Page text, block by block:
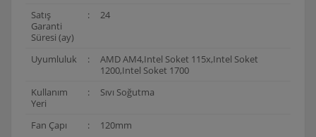
Satış
Garanti
Süresi (ay)
: 24
Uyumluluk :
AMD AM4,Intel Soket 115x,Intel Soket
1200,Intel Soket 1700
Kullanım
Yeri
: Sıvı Soğutma
Fan Çapı : 120mm